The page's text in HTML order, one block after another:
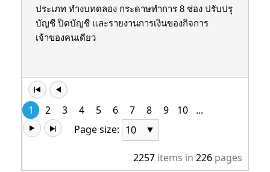
1 2 3 4 5 6 7 8 9 10
...
Page size:
2257 items in 226 pages
ประเภท ทํางบทดลอง กระดาษทําการ 8 ช่อง ปรับปรุ
บัญชี ปิดบัญชี และรายงานการเงินของกิจการ
เจ้าของคนเดียว